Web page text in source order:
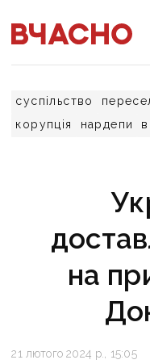
суспільство
корупція
нардепи
на
21 лютого 2024 р., 15:05